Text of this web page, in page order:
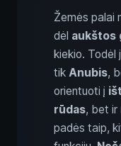
Žemės palai
dėl aukštos
kiekio. Todėl
tik Anubis,
orientuoti į
rūdas, bet ir
padės taip,